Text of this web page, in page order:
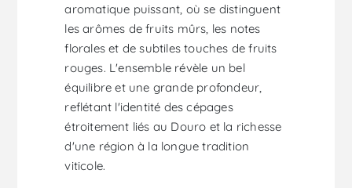
aromatique puissant, où se distinguent
les arômes de fruits mûrs, les notes
florales et de subtiles touches de fruits
rouges. L'ensemble révèle un bel
équilibre et une grande profondeur,
reflétant l'identité des cépages
étroitement liés au Douro et la richesse
d'une région à la longue tradition
viticole.